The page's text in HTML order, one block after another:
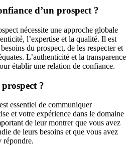
d’un prospect ?
nécessite une approche globale
l’expertise et la qualité. Il est
du prospect, de les respecter et
L’authenticité et la transparence
établir une relation de confiance.
?
essentiel de communiquer
et votre expérience dans le domaine
de leur montrer que vous avez
de leurs besoins et que vous avez
répondre.